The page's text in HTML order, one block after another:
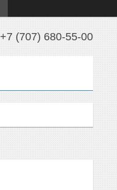
+7 (707) 680-55-00